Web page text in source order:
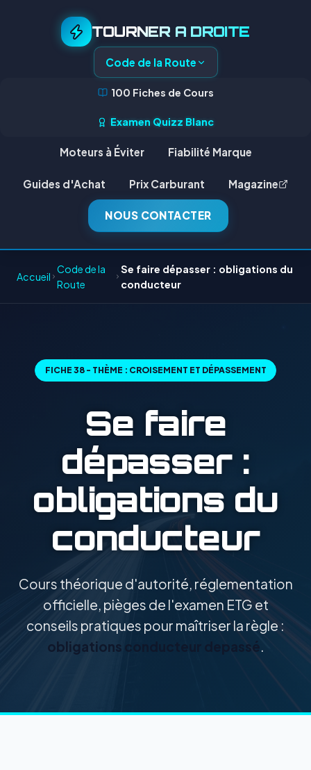
TOURNER A DROITE
Code de la Route
100 Fiches de Cours
Examen Quizz Blanc
Moteurs à Éviter Fiabilité Marque
Guides d'Achat Prix Carburant Magazine
NOUS CONTACTER
Accueil
Code de la
Route
Se faire dépasser : obligations du
conducteur
FICHE 38 - THÈME : CROISEMENT ET DÉPASSEMENT
Se faire
dépasser :
obligations du
conducteur
Cours théorique d'autorité, réglementation
officielle, pièges de l'examen ETG et
conseils pratiques pour maîtriser la règle :
obligations conducteur depassé
.